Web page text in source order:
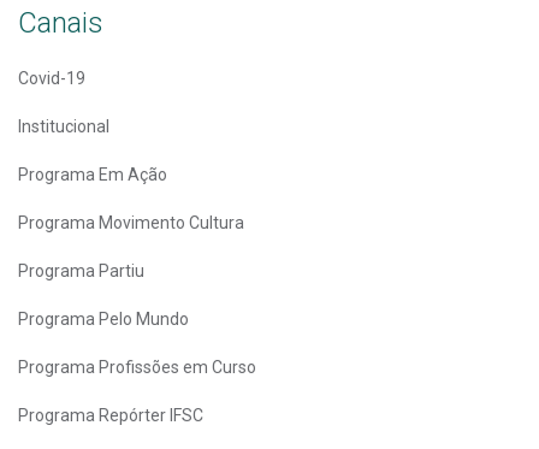
Canais
Covid-19
Institucional
Programa Em Ação
Programa Movimento Cultura
Programa Partiu
Programa Pelo Mundo
Programa Profissões em Curso
Programa Repórter IFSC